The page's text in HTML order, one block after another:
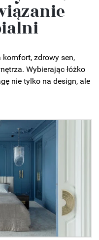
komfort, zdrowy sen,
Wybierając łóżko
nie tylko na design, ale